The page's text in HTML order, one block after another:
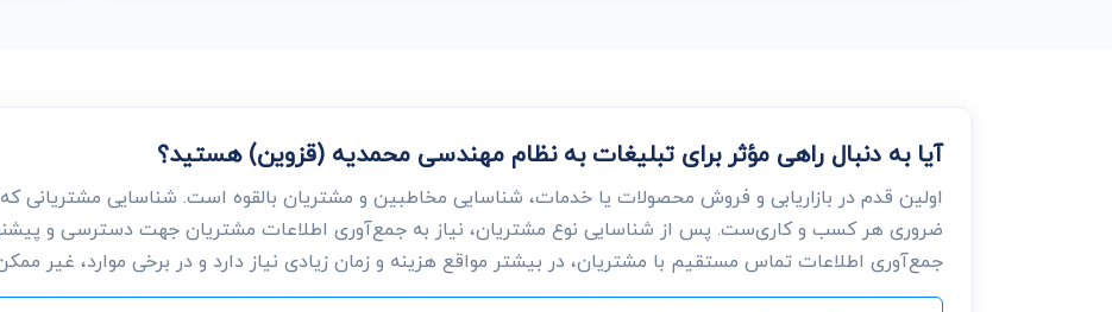
آیا به دنبال راهی مؤثر برای تبلیغات به نظام مهندسی محمدیه (قزوین) هستید؟
اولین قدم در بازاریابی و فروش محصولات یا خدمات، شناسایی مخاطبین و مشتریان بالقوه است. شناسایی مشتریانی که
ضروری هر کسب و کاری‌ست. پس از شناسایی نوع مشتریان، نیاز به جمع‌آوری اطلاعات مشتریان جهت دسترسی و
جمع‌آوری اطلاعات تماس مستقیم با مشتریان، در بیشتر مواقع هزینه و زمان زیادی نیاز دارد و در برخی موارد، غیر